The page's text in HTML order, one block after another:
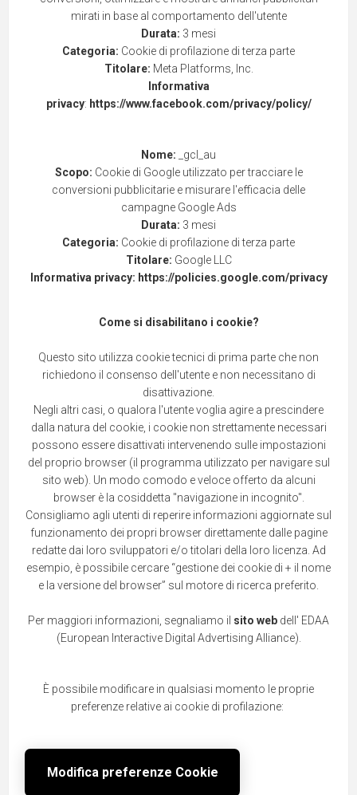
mirati in base al comportamento dell'utente
Durata: 3 mesi
Categoria: Cookie di profilazione di terza parte
Titolare: Meta Platforms, Inc.
Informativa
privacy: https://www.facebook.com/privacy/policy/
Nome: _gcl_au
Scopo: Cookie di Google utilizzato per tracciare le
conversioni pubblicitarie e misurare l'efficacia delle
campagne Google Ads
Durata: 3 mesi
Categoria: Cookie di profilazione di terza parte
Titolare: Google LLC
Informativa privacy: https://policies.google.com/privacy
Come si disabilitano i cookie?
Questo sito utilizza cookie tecnici di prima parte che non
richiedono il consenso dell'utente e non necessitano di
disattivazione.
Negli altri casi, o qualora l'utente voglia agire a prescindere
dalla natura del cookie, i cookie non strettamente necessari
possono essere disattivati intervenendo sulle impostazioni
del proprio browser (il programma utilizzato per navigare sul
sito web). Un modo comodo e veloce offerto da alcuni
browser è la cosiddetta "navigazione in incognito".
Consigliamo agli utenti di reperire informazioni aggiornate sul
funzionamento dei propri browser direttamente dalle pagine
redatte dai loro sviluppatori e/o titolari della loro licenza. Ad
esempio, è possibile cercare “gestione dei cookie di + il nome
e la versione del browser” sul motore di ricerca preferito.
Per maggiori informazioni, segnaliamo il sito web dell' EDAA
(European Interactive Digital Advertising Alliance).
È possibile modificare in qualsiasi momento le proprie
preferenze relative ai cookie di profilazione:
Modifica preferenze Cookie